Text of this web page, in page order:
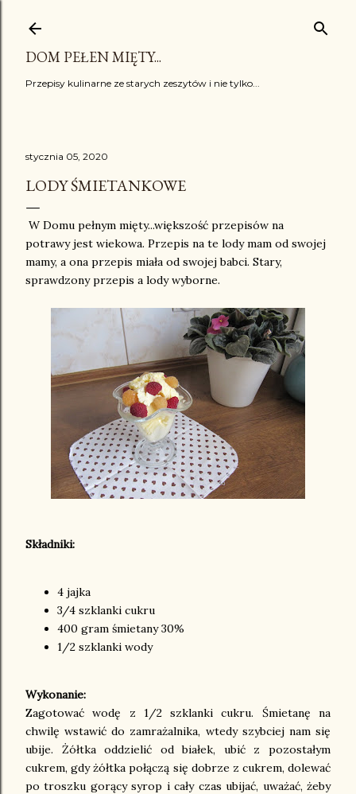
DOM PEŁEN MIĘTY...
Przepisy kulinarne ze starych zeszytów i nie tylko...
stycznia 05, 2020
LODY ŚMIETANKOWE
W Domu pełnym mięty...większość przepisów na
potrawy jest wiekowa. Przepis na te lody mam od swojej
mamy, a ona przepis miała od swojej babci. Stary,
sprawdzony przepis a lody wyborne.
Składniki:
4 jajka
3/4 szklanki cukru
400 gram śmietany 30%
1/2 szklanki wody
Wykonanie:
Zagotować wodę z 1/2 szklanki cukru. Śmietanę na
chwilę wstawić do zamrażalnika, wtedy szybciej nam się
ubije. Żółtka oddzielić od białek, ubić z pozostałym
cukrem, gdy żółtka połączą się dobrze z cukrem, dolewać
po troszku gorący syrop i cały czas ubijać, uważać, żeby